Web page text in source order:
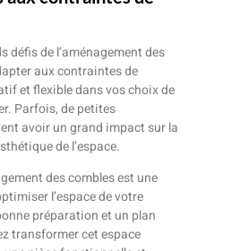
défis de l’aménagement des
aux contraintes de
et flexible dans vos choix de
Parfois, de petites
avoir un grand impact sur la
de l’espace.
des combles est une
l’espace de votre
préparation et un plan
transformer cet espace